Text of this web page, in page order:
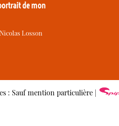
portrait de mon
Nicolas Losson
: Sauf mention particulière |